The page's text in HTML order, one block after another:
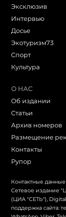
Эксклюзив
Интервью
Досье
Экотуризм73
Cпорт
Культура
О НАС
Об издании
Статьи
Архив номеров
Размещение
Контакты
Рупор
Контактные
Сетевое издание
(ЦИА "СЕТЬ"), Digital
поддержка сайта: